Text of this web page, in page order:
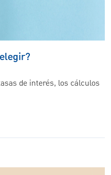
de interés, los cálculos